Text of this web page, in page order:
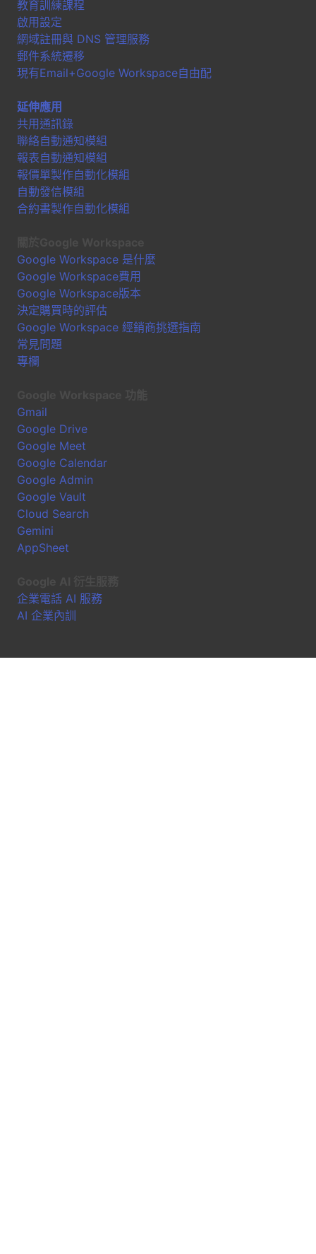
教育訓練課程
啟用設定
網域註冊與 DNS 管理服務
郵件系統遷移
現有Email+Google Workspace自由配
延伸應用
共用通訊錄
聯絡自動通知模組
報表自動通知模組
報價單製作自動化模組
自動發信模組
合約書製作自動化模組
Google Workspace 是什麼
Google Workspace費用
Google Workspace版本
決定購買時的評估
Google Workspace 經銷商挑選指南
常見問題
專欄
Gmail
Google Drive
Google Meet
Google Calendar
Google Admin
Google Vault
Cloud Search
Gemini
AppSheet
企業電話 AI 服務
AI 企業內訓